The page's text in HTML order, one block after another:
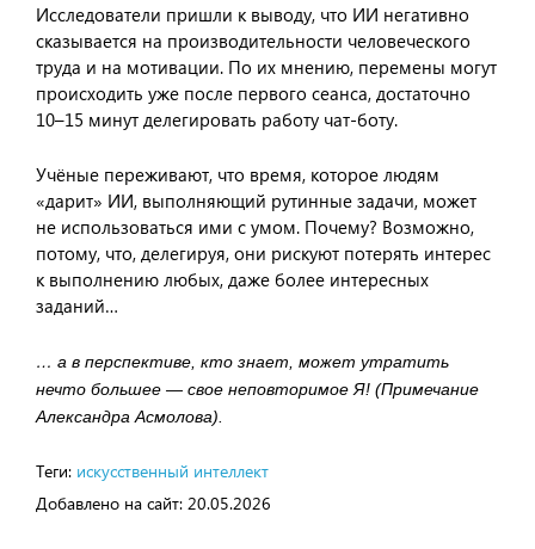
Исследователи пришли к выводу, что ИИ негативно
сказывается на производительности человеческого
труда и на мотивации. По их мнению, перемены могут
происходить уже после первого сеанса, достаточно
10–15 минут делегировать работу чат-боту.
Учёные переживают, что время, которое людям
«дарит» ИИ, выполняющий рутинные задачи, может
не использоваться ими с умом. Почему? Возможно,
потому, что, делегируя, они рискуют потерять интерес
к выполнению любых, даже более интересных
заданий…
… а в перспективе, кто знает, может утратить
нечто большее — свое неповторимое Я! (Примечание
Александра Асмолова).
Теги: искусственный интеллект
Добавлено на сайт: 20.05.2026